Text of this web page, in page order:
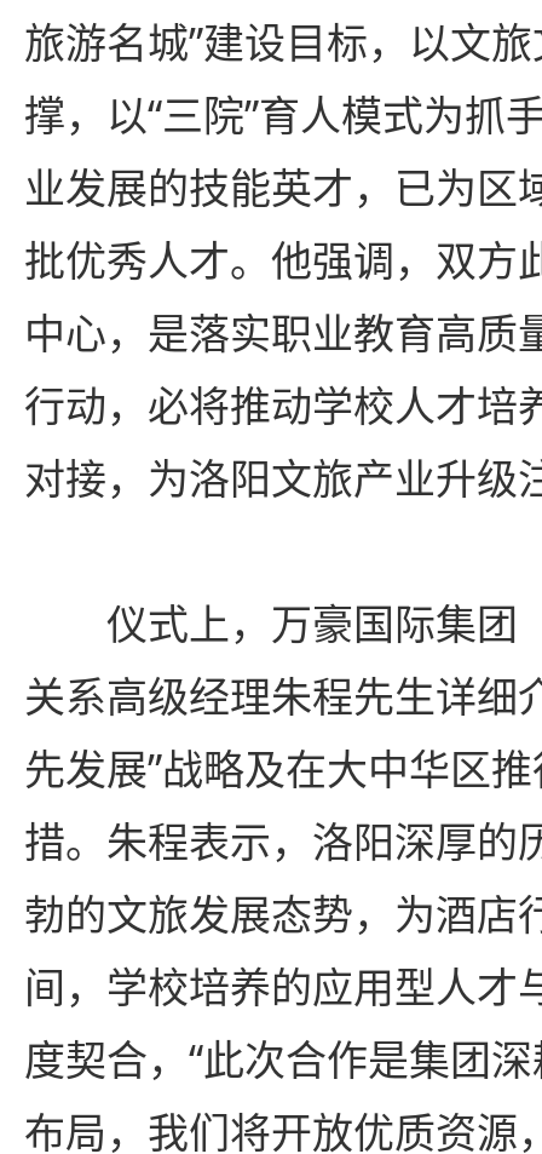
旅游名城”建设目标，以文
撑，以“三院”育人模式为抓
业发展的技能英才，已为区
批优秀人才。他强调，双方
中心，是落实职业教育高质
行动，必将推动学校人才培
对接，为洛阳文旅产业升级
仪式上，万豪国际集团
关系高级经理朱程先生详细
先发展”战略及在大中华区
措。朱程表示，洛阳深厚的
勃的文旅发展态势，为酒店
间，学校培养的应用型人才
度契合，“此次合作是集团
布局，我们将开放优质资源